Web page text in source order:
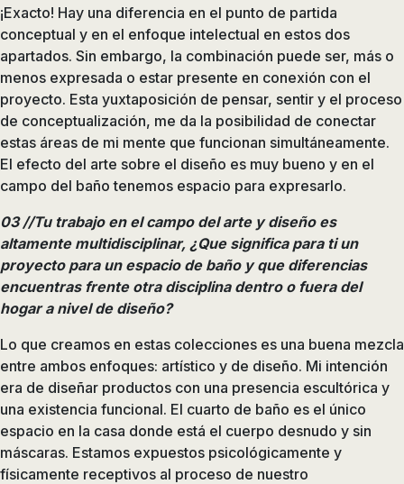
¡Exacto! Hay una diferencia en el punto de partida
conceptual y en el enfoque intelectual en estos dos
apartados. Sin embargo, la combinación puede ser, más o
menos expresada o estar presente en conexión con el
proyecto. Esta yuxtaposición de pensar, sentir y el proceso
de conceptualización, me da la posibilidad de conectar
estas áreas de mi mente que funcionan simultáneamente.
El efecto del arte sobre el diseño es muy bueno y en el
campo del baño tenemos espacio para expresarlo.
03 //Tu trabajo en el campo del arte y diseño es
altamente multidisciplinar, ¿Que significa para ti un
proyecto para un espacio de baño y que diferencias
encuentras frente otra disciplina dentro o fuera del
hogar a nivel de diseño?
Lo que creamos en estas colecciones es una buena mezcla
entre ambos enfoques: artístico y de diseño. Mi intención
era de diseñar productos con una presencia escultórica y
una existencia funcional. El cuarto de baño es el único
espacio en la casa donde está el cuerpo desnudo y sin
máscaras. Estamos expuestos psicológicamente y
físicamente receptivos al proceso de nuestro